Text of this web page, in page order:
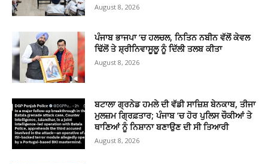
August 8, 2026
ਪੰਜਾਬ ਭਾਜਪਾ ’ਚ ਹਲਚਲ, ਨਿਤਿਨ ਨਬੀਨ ਵੱਲੋਂ ਕੇਵਲ
ਢਿੱਲੋਂ ਤੇ ਸ਼੍ਰੀਨਿਵਾਸੂਲੂ ਨੂੰ ਦਿੱਲੀ ਤਲਬ ਕੀਤਾ
August 8, 2026
ਬਟਾਲਾ ਗ੍ਰਨੇਡ ਹਮਲੇ ਦੀ ਵੱਡੀ ਸਾਜ਼ਿਸ਼ ਬੇਨਕਾਬ, ਤੀਜਾ
ਮੁਲਜ਼ਮ ਗ੍ਰਿਫ਼ਤਾਰ; ਪੰਜਾਬ ’ਚ ਹੋਰ ਪੁਲਿਸ ਚੌਕੀਆਂ ਤੇ
ਥਾਣਿਆਂ ਨੂੰ ਨਿਸ਼ਾਨਾ ਬਣਾਉਣ ਦੀ ਸੀ ਤਿਆਰੀ
August 8, 2026